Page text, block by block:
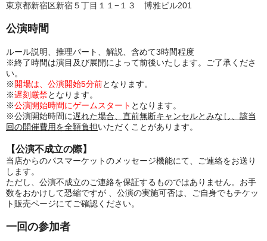
東京都新宿区新宿５丁目１１−１３ 博雅ビル201
公演時間
ルール説明、推理パート、解説、含めて3時間程度
※終了時間は演目及び展開によって前後いたします。ご了承くださ
い。
※開場は、公演開始5分前となります。
※遅刻厳禁となります。
※公演開始時間にゲームスタート となります。
※公演開始時間に遅れた場合、直前無断キャンセルとみなし、該当
回の開催費用を全額負担いただくことがあります。
【公演不成立の際】
当店からのパスマーケットのメッセージ機能にて、ご連絡をお送り
します。
ただし、公演不成立のご連絡を保証するものではありません。お手
数をおかけして恐縮ですが 、公演の実施可否は、ご自身でもチケッ
ト販売ページにてご確認ください。
一回の参加者